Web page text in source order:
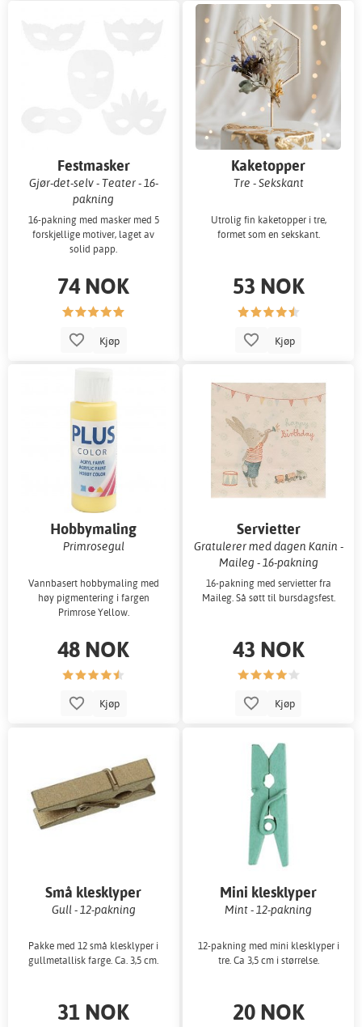
Festmasker
Gjør-det-selv - Teater - 16-
pakning
16-pakning med masker med 5
forskjellige motiver, laget av
solid papp.
74 NOK
Kjøp
Kaketopper
Tre - Sekskant
Utrolig fin kaketopper i tre,
formet som en sekskant.
53 NOK
Kjøp
Hobbymaling
Primrosegul
Vannbasert hobbymaling med
høy pigmentering i fargen
Primrose Yellow.
48 NOK
Kjøp
Servietter
Gratulerer med dagen Kanin -
Maileg - 16-pakning
16-pakning med servietter fra
Maileg. Så søtt til bursdagsfest.
43 NOK
Kjøp
Små klesklyper
Gull - 12-pakning
Pakke med 12 små klesklyper i
gullmetallisk farge. Ca. 3,5 cm.
31 NOK
Mini klesklyper
Mint - 12-pakning
12-pakning med mini klesklyper i
tre. Ca 3,5 cm i størrelse.
20 NOK